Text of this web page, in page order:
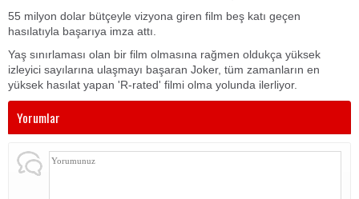
55 milyon dolar bütçeyle vizyona giren film beş katı geçen
hasılatıyla başarıya imza attı.
Yaş sınırlaması olan bir film olmasına rağmen oldukça yüksek
izleyici sayılarına ulaşmayı başaran Joker, tüm zamanların en
yüksek hasılat yapan 'R-rated' filmi olma yolunda ilerliyor.
Yorumlar